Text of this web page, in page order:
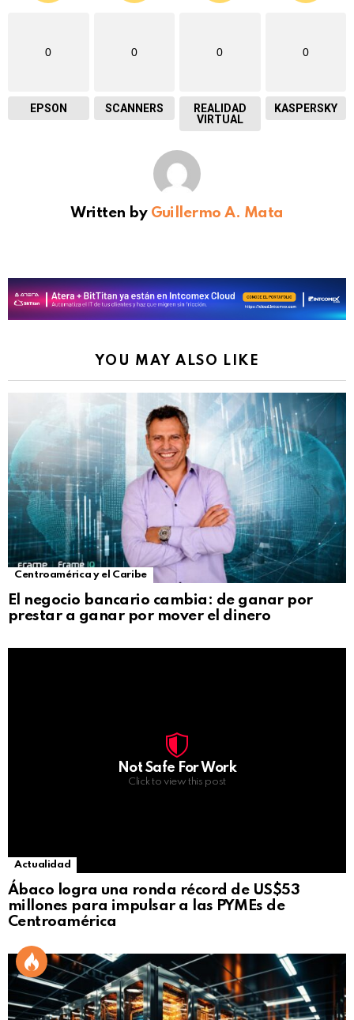
0
EPSON
0
SCANNERS
0
REALIDAD
VIRTUAL
0
KASPERSKY
Written by Guillermo A. Mata
YOU MAY ALSO LIKE
Centroamérica y el Caribe
El negocio bancario cambia: de ganar por
prestar a ganar por mover el dinero
Not Safe For Work
Click to view this post
Actualidad
Ábaco logra una ronda récord de US$53
millones para impulsar a las PYMEs de
Centroamérica